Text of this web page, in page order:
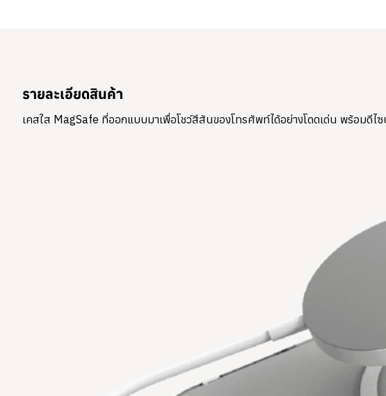
รายละเอียดสินค้า
เคสใส MagSafe ที่ออกแบบมาเพื่อโชว์สีสันของโทรศัพท์ได้อย่างโดดเด่น พร้อมดี